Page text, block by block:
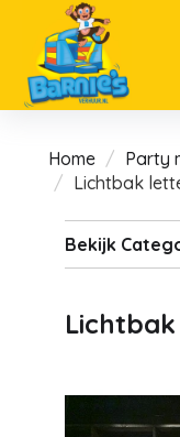
Home
Party
Lichtbak
Bekijk